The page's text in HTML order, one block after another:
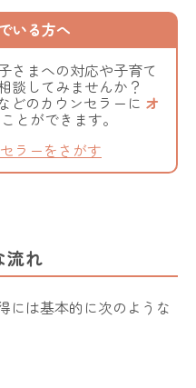
いる方へ
さまへの対応や子育て
談してみませんか？
どのカウンセラーに オ
とができます。
ラーをさがす
流れ
には基本的に次のような